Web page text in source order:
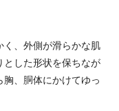
く、外側が滑らかな肌
とした形状を保ちなが
、胴体にかけてゆっ